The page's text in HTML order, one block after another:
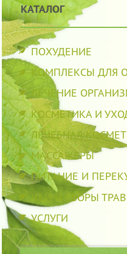
КАТАЛОГ
ПОХУДЕНИЕ
КОМПЛЕКСЫ ДЛЯ
ЛЕЧЕНИЕ
КОСМЕТИКА И
ЛЕЧЕБНАЯ
МАССАЖЕРЫ
ПИТАНИЕ И
ЧАИ И СБОРЫ ТРАВ
УСЛУГИ